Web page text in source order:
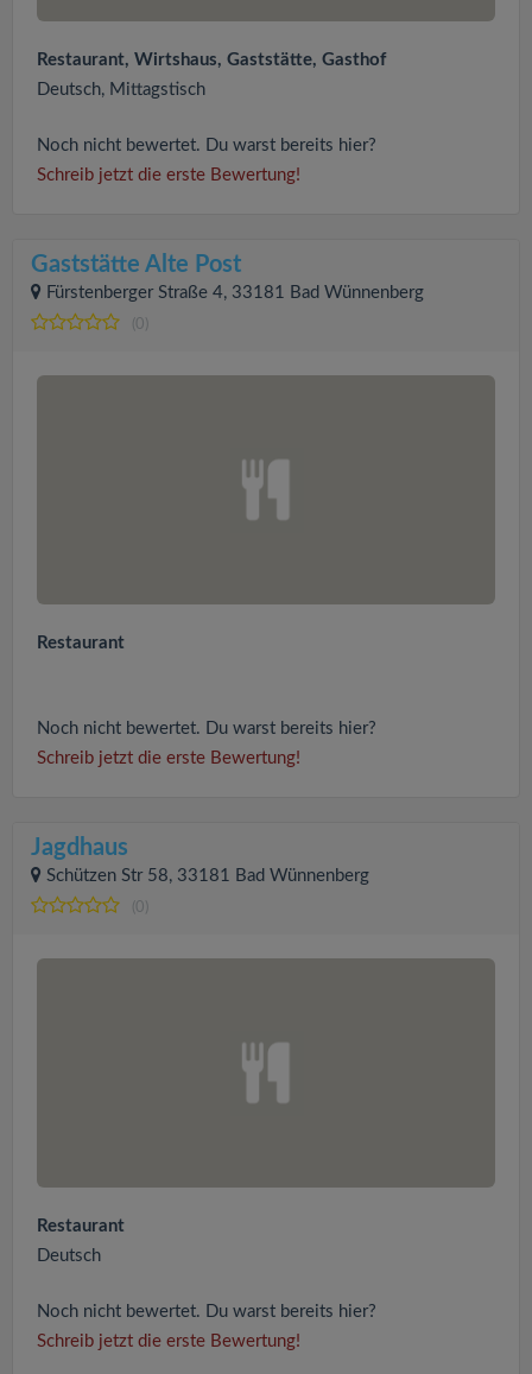
Restaurant, Wirtshaus, Gaststätte, Gasthof
Deutsch, Mittagstisch
Noch nicht bewertet. Du warst bereits hier?
Schreib jetzt die erste Bewertung!
Gaststätte Alte Post
Fürstenberger Straße 4, 33181 Bad Wünnenberg
(0)
Restaurant
Noch nicht bewertet. Du warst bereits hier?
Schreib jetzt die erste Bewertung!
Jagdhaus
Schützen Str 58, 33181 Bad Wünnenberg
(0)
Restaurant
Deutsch
Noch nicht bewertet. Du warst bereits hier?
Schreib jetzt die erste Bewertung!